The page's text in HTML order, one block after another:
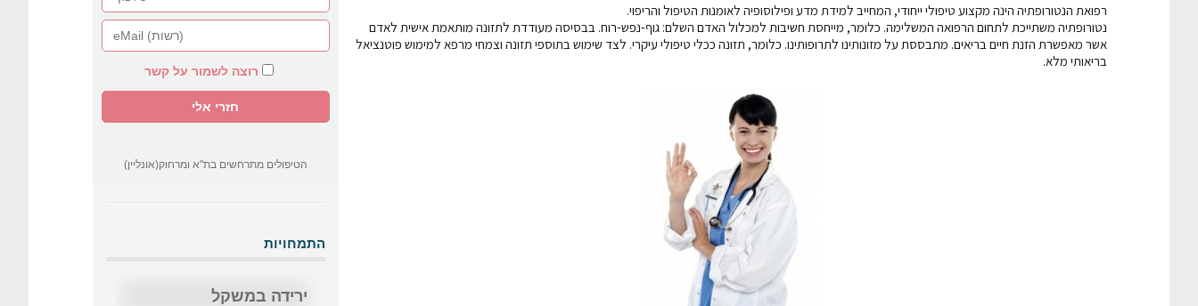
רפואת הנטורופתיה הינה מקצוע טיפולי ייחודי, המחייב למידת מדע ופילוסופיה לאומנות הטיפול והריפוי.
נטורופתיה משתייכת לתחום הרפואה המשלימה. כלומר, מייחסת חשיבות למכלול האדם השלם: גוף-נפש-רוח. בבסיסה מעודדת לתזונה מותאמת אישית לאדם
אשר מאפשרת הזנת חיים בריאים. מתבססת על מזונותינו לתרופותינו. כלומר, תזונה ככלי טיפולי עיקרי. לצד שימוש בתוספי תזונה וצמחי מרפא למימוש פוטנציאל
בריאותי מלא.
רוצה לשמור על קשר
הטיפולים מתרחשים בת"א ומרחוק(אונליין)
התמחויות
ירידה במשקל